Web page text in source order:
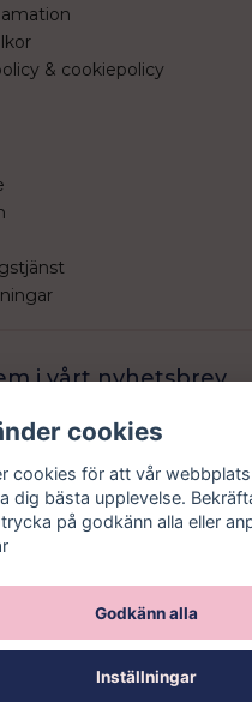
& cookiepolicy
i vårt nyhetsbrev
cookies
cookies för att vår
dig bästa upplevelse.
på godkänn alla eller
Godkänn alla
Inställningar